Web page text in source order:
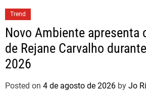
Trend
Novo Ambiente apresenta
de Rejane Carvalho
2026
Posted on 4 de agosto de 2026 by Jo